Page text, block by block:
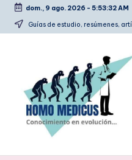
Saltar
dom., 9 ago. 2026 - 5:53:33 AM
Guías de estudio, resúmenes,